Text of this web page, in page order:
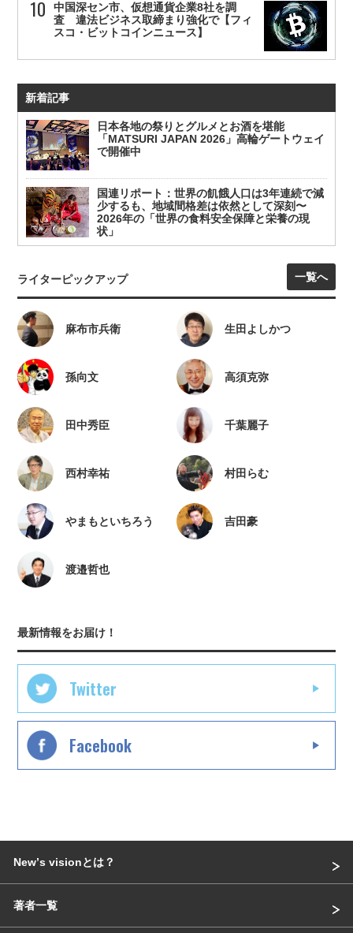
中国深セン市、仮想通貨企業8社を調
査 違法ビジネス取締まり強化で【フィ
スコ・ビットコインニュース】
新着記事
日本各地の祭りとグルメとお酒を堪能
「MATSURI JAPAN 2026」高輪ゲートウェイ
で開催中
国連リポート：世界の飢餓人口は3年連続で減
少するも、地域間格差は依然として深刻〜
2026年の「世界の食料安全保障と栄養の現
状」
ライターピックアップ 一覧へ
麻布市兵衛 生田よしかつ
孫向文 高須克弥
田中秀臣 千葉麗子
西村幸祐 村田らむ
やまもといちろう 吉田豪
渡邉哲也
最新情報をお届け！
Twitter
Facebook
Newʼs visionとは？
著者一覧